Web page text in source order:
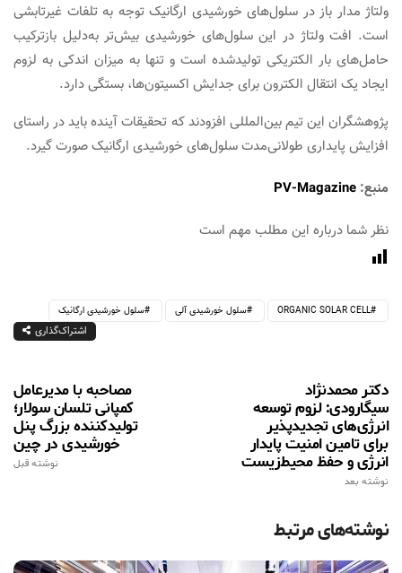
ولتاژ مدار باز در سلول‌های خورشیدی ارگانیک توجه به تلفات غیرتابشی
است. افت ولتاژ در این سلول‌های خورشیدی بیش‌تر به‌دلیل بازترکیب
حامل‌های بار الکتریکی تولید‌شده است و تنها به میزان اندکی به لزوم
ایجاد یک انتقال الکترون برای جدایش اکسیتون‌ها، بستگی دارد.
پژوهشگران این تیم بین‌المللی افزودند که تحقیقات آینده باید در راستای
افزایش پایداری طولانی‌مدت سلول‌های خورشیدی ارگانیک صورت گیرد.
منبع: PV-Magazine
نظر شما درباره این مطلب مهم است
ORGANIC SOLAR CELL سلول خورشیدی آلی سلول خورشیدی ارگانیک
اشتراک‌گذاری
مصاحبه با مدیرعامل
کمپانی تلسان سولار؛
تولیدکننده بزرگ پنل
خورشیدی در چین
نوشته قبل
دکتر محمدنژاد
سیگارودی: لزوم توسعه
انرژی‌های تجدیدپذیر
برای تامین امنیت پایدار
انرژی و حفظ محیط‌زیست
نوشته بعد
نوشته‌های مرتبط